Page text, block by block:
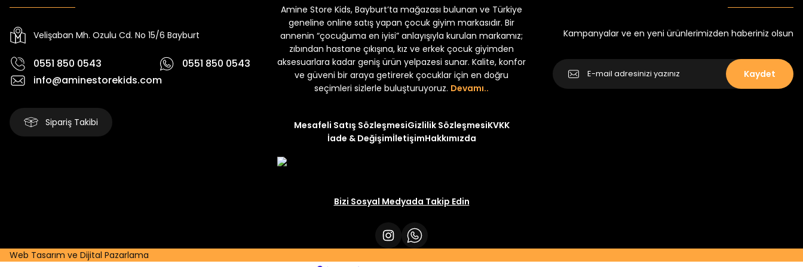
Yeni Yeni₺ 250 Yeni
₺ 320 ₺ 250
Velişaban Mh. Ozulu Cd. No 15/6 Bayburt
0551 850 0543
0551 850 0543
info@aminestorekids.com
Sipariş Takibi
Amine Store Kids, Bayburt’ta mağazası bulunan ve Türkiye
geneline online satış yapan çocuk giyim markasıdır. Bir
annenin “çocuğuma en iyisi” anlayışıyla kurulan markamız;
zıbından hastane çıkışına, kız ve erkek çocuk giyimden
aksesuarlara kadar geniş ürün yelpazesi sunar. Kalite, konfor
ve güveni bir araya getirerek çocuklar için en doğru
seçimleri sizlerle buluşturuyoruz. Devamı..
Mesafeli Satış SözleşmesiGizlilik SözleşmesiKVKK
İade & DeğişimİletişimHakkımızda
Bizi Sosyal Medyada Takip Edin
Kampanyalar ve en yeni ürünlerimizden haberiniz olsun
Kaydet
Web Tasarım ve Dijital Pazarlama